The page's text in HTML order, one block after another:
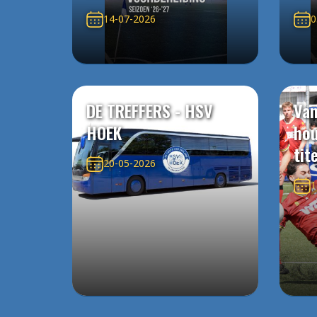
14-07-2026
DE TREFFERS - HSV
HOEK
20-05-2026